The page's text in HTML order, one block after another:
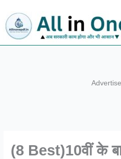
content
(8 Best)10वीं के